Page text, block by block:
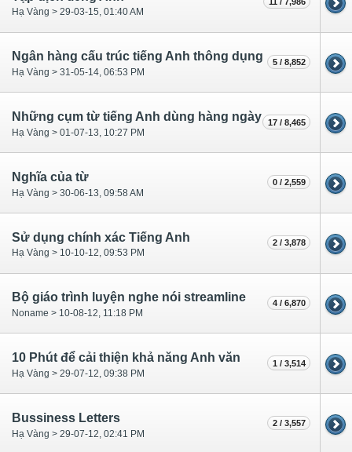
Hạ Vàng > 29-03-15, 01:40 AM
Ngân hàng cấu trúc tiếng Anh thông dụng
Hạ Vàng > 31-05-14, 06:53 PM
5 / 8,852
Những cụm từ tiếng Anh dùng hàng ngày
Hạ Vàng > 01-07-13, 10:27 PM
17 / 8,465
Nghĩa của từ
Hạ Vàng > 30-06-13, 09:58 AM
0 / 2,559
Sử dụng chính xác Tiếng Anh
Hạ Vàng > 10-10-12, 09:53 PM
2 / 3,878
Bộ giáo trình luyện nghe nói streamline
Noname > 10-08-12, 11:18 PM
4 / 6,870
10 Phút để cải thiện khả năng Anh văn
Hạ Vàng > 29-07-12, 09:38 PM
1 / 3,514
Bussiness Letters
Hạ Vàng > 29-07-12, 02:41 PM
2 / 3,557